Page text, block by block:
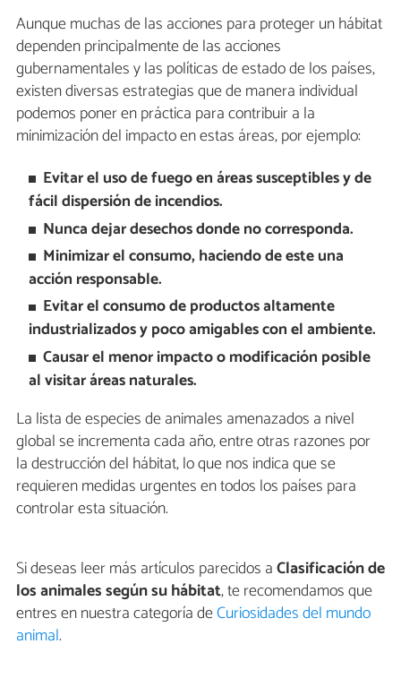
Aunque muchas de las acciones para proteger un hábitat
dependen principalmente de las acciones
gubernamentales y las políticas de estado de los países,
existen diversas estrategias que de manera individual
podemos poner en práctica para contribuir a la
minimización del impacto en estas áreas, por ejemplo:
Evitar el uso de fuego en áreas susceptibles y de
fácil dispersión de incendios.
Nunca dejar desechos donde no corresponda.
Minimizar el consumo, haciendo de este una
acción responsable.
Evitar el consumo de productos altamente
industrializados y poco amigables con el ambiente.
Causar el menor impacto o modificación posible
al visitar áreas naturales.
La lista de especies de animales amenazados a nivel
global se incrementa cada año, entre otras razones por
la destrucción del hábitat, lo que nos indica que se
requieren medidas urgentes en todos los países para
controlar esta situación.
Si deseas leer más artículos parecidos aClasificación de
los animales según su hábitat, te recomendamos que
entres en nuestra categoría deCuriosidades del mundo
animal.